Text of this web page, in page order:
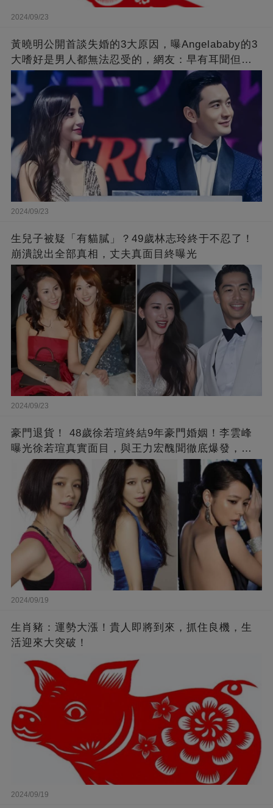
2024/09/23
黃曉明公開首談失婚的3大原因，曝Angelababy的3
大嗜好是男人都無法忍受的，網友：早有耳聞但想
不到那麼嚴重！
2024/09/23
生兒子被疑「有貓膩」？49歲林志玲終于不忍了！
崩潰說出全部真相，丈夫真面目終曝光
2024/09/23
豪門退貨！ 48歲徐若瑄終結9年豪門婚姻！李雲峰
曝光徐若瑄真實面目，與王力宏醜聞徹底爆發，原
來李靚蕾說的都是真的 ！
2024/09/19
生肖豬：運勢大漲！貴人即將到來，抓住良機，生
活迎來大突破！
2024/09/19